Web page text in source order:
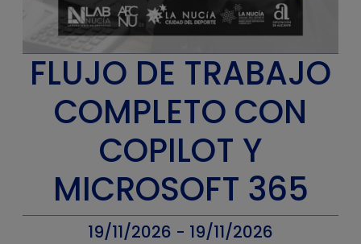
FLUJO DE TRABAJO
COMPLETO CON
COPILOT Y
MICROSOFT 365
19/11/2026 - 19/11/2026